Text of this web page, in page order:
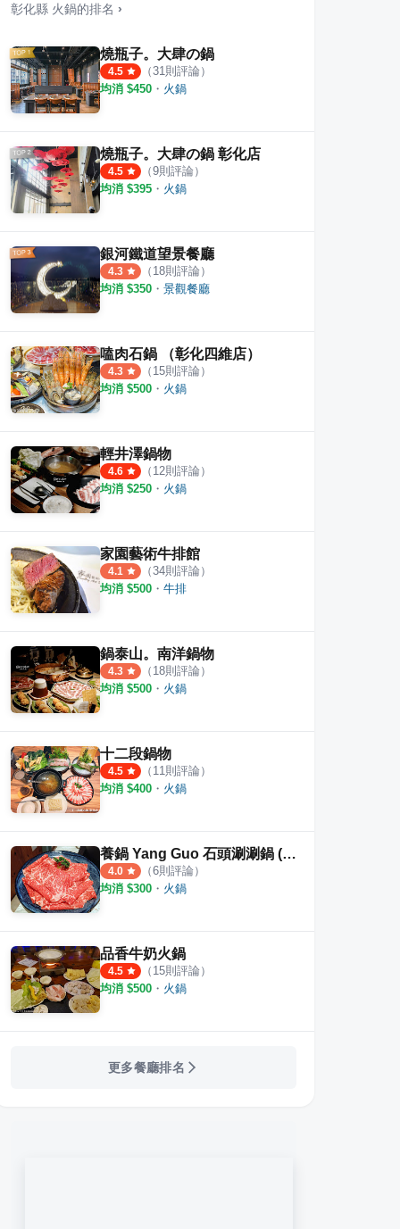
聊 桂林四神湯
彰化縣 火鍋的排名 ›
燒瓶子。大肆の鍋
4.5 （31 則評論）
均消 $450 ・ 火鍋
燒瓶子。大肆の鍋 彰化店
4.5 （9則評論）
均消 $395 ・ 火鍋
銀河鐵道望景餐廳
4.3 （ 18則評論）
均消 $350 ・ 景觀餐廳
嗑肉石鍋 （彰化四維店）
4.3 （ 15則評論）
均消 $500 ・ 火鍋
輕井澤鍋物
4.6 （ 12則評論）
均消 $250 ・ 火鍋
家園藝術牛排館
4.1 （34則評論）
均消 $500 ・ 牛排
鍋泰山。南洋鍋物
4.3 （ 18則評論）
均消 $500 ・ 火鍋
十二段鍋物
4.5 （ 11 則評論）
均消 $400 ・ 火鍋
養鍋 Yang Guo 石頭涮涮鍋 (彰化旗艦店)
4.0 （6則評論）
均消 $300 ・ 火鍋
品香牛奶火鍋
4.5 （ 15則評論）
均消 $500 ・ 火鍋
更多餐廳排名